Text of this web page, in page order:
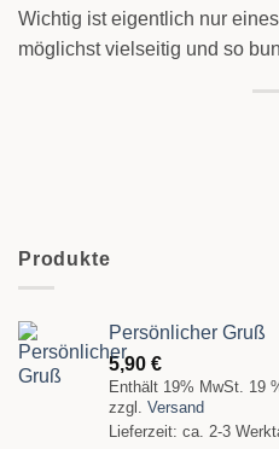
Wichtig ist eigentlich nur
möglichst vielseitig und so
Produkte
Persönlicher Gruß
5,90 €
Enthält 19% MwSt. 19
zzgl. Versand
Lieferzeit: ca. 2-3